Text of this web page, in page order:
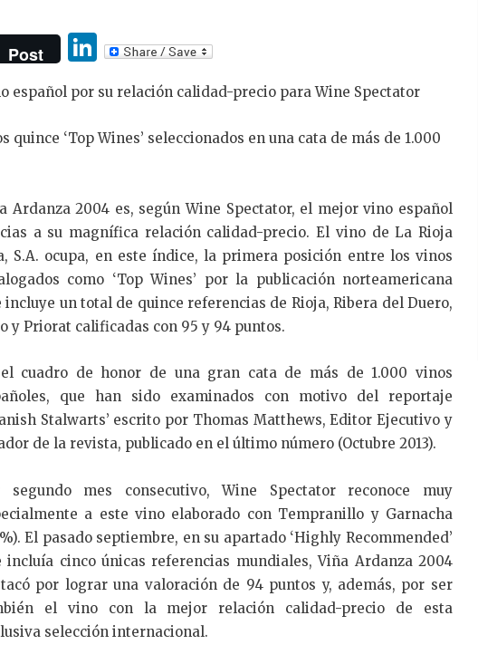
Post
Li
k
e
español por su relación calidad-precio para Wine Spectator
‘Top Wines’ seleccionados en una cata de más de 1.000
Ardanza 2004 es, según Wine Spectator, el mejor vino español
a su magnífica relación calidad-precio. El vino de La Rioja
S.A. ocupa, en este índice, la primera posición entre los vinos
como ‘Top Wines’ por la publicación norteamericana
incluye un total de quince referencias de Rioja, Ribera del Duero,
y Priorat calificadas con 95 y 94 puntos.
cuadro de honor de una gran cata de más de 1.000 vinos
que han sido examinados con motivo del reportaje
Stalwarts’ escrito por Thomas Matthews, Editor Ejecutivo y
de la revista, publicado en el último número (Octubre 2013).
segundo mes consecutivo, Wine Spectator reconoce muy
a este vino elaborado con Tempranillo y Garnacha
El pasado septiembre, en su apartado ‘Highly Recommended’
incluía cinco únicas referencias mundiales, Viña Ardanza 2004
por lograr una valoración de 94 puntos y, además, por ser
el vino con la mejor relación calidad-precio de esta
selección internacional.